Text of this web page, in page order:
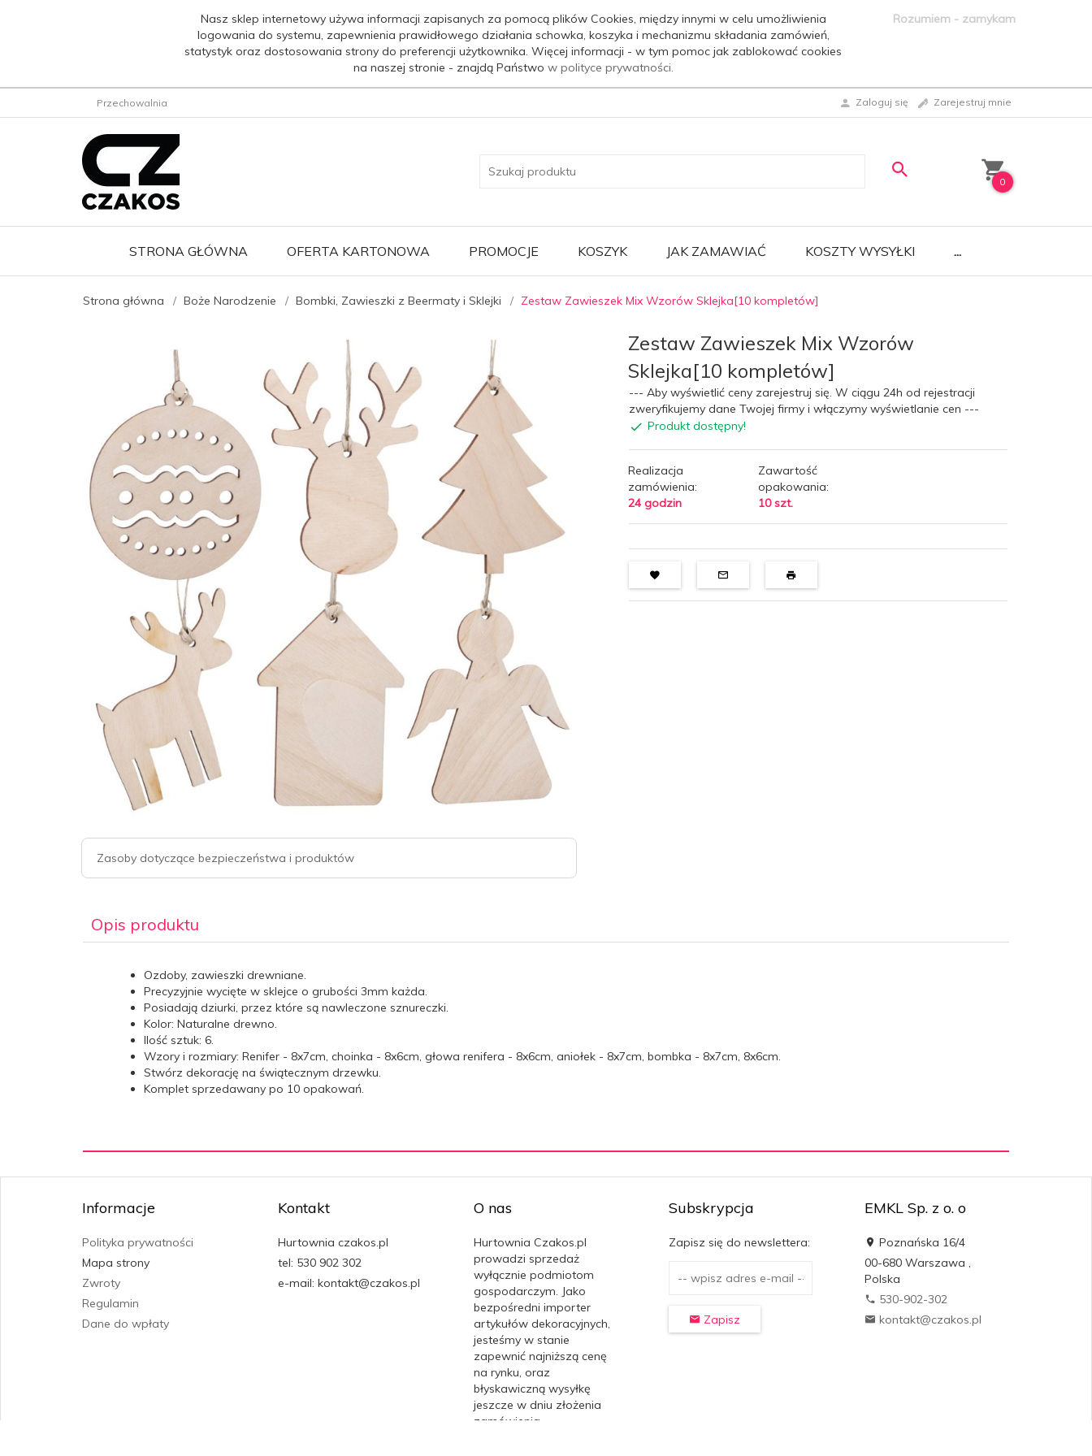
Nasz sklep internetowy używa informacji zapisanych za pomocą plików Cookies, między innymi w celu umożliwienia
logowania do systemu, zapewnienia prawidłowego działania schowka, koszyka i mechanizmu składania zamówień,
statystyk oraz dostosowania strony do preferencji użytkownika. Więcej informacji - w tym pomoc jak zablokować cookies
na naszej stronie - znajdą Państwo w polityce prywatności.
Rozumiem - zamykam
Przechowalnia Zaloguj się Zarejestruj mnie
0
STRONA GŁÓWNA OFERTA KARTONOWA PROMOCJE KOSZYK JAK ZAMAWIAĆ KOSZTY WYSYŁKI ...
Strona główna Boże Narodzenie Bombki, Zawieszki z Beermaty i Sklejki Zestaw Zawieszek Mix Wzorów Sklejka[10 kompletów]
Zasoby dotyczące bezpieczeństwa i produktów
Zestaw Zawieszek Mix Wzorów
Sklejka[10 kompletów]
--- Aby wyświetlić ceny zarejestruj się. W ciągu 24h od rejestracji
zweryfikujemy dane Twojej firmy i włączymy wyświetlanie cen ---
Produkt dostępny!
Realizacja
zamówienia:
24 godzin
Zawartość
opakowania:
10 szt.
Opis produktu
Ozdoby, zawieszki drewniane.
Precyzyjnie wycięte w sklejce o grubości 3mm każda.
Posiadają dziurki, przez które są nawleczone sznureczki.
Kolor: Naturalne drewno.
Ilość sztuk: 6.
Wzory i rozmiary: Renifer - 8x7cm, choinka - 8x6cm, głowa renifera - 8x6cm, aniołek - 8x7cm, bombka - 8x7cm, 8x6cm.
Stwórz dekorację na świątecznym drzewku.
Komplet sprzedawany po 10 opakowań.
Informacje
Polityka prywatności
Mapa strony
Zwroty
Regulamin
Dane do wpłaty
Kontakt
Hurtownia czakos.pl
tel: 530 902 302
e-mail: kontakt@czakos.pl
O nas
Hurtownia Czakos.pl
prowadzi sprzedaż
wyłącznie podmiotom
gospodarczym. Jako
bezpośredni importer
artykułów dekoracyjnych,
jesteśmy w stanie
zapewnić najniższą cenę
na rynku, oraz
błyskawiczną wysyłkę
jeszcze w dniu złożenia
zamówienia.
Subskrypcja
Zapisz się do newslettera:
Zapisz
EMKL Sp. z o. o
Poznańska 16/4
00-680 Warszawa ,
Polska
530-902-302
kontakt@czakos.pl